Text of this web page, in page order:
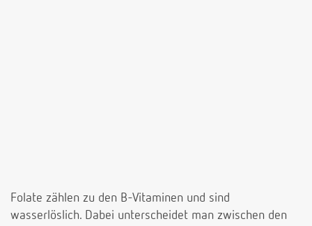
Folate zählen zu den B-Vitaminen und sind
wasserlöslich. Dabei unterscheidet man zwischen den